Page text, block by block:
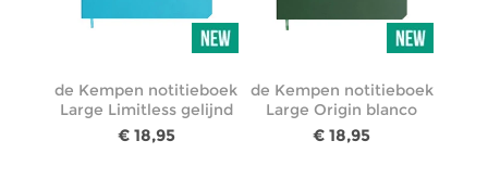
de Kempen notitieboek
Large Limitless gelijnd
€ 18,95
de Kempen notitieboek
Large Origin blanco
€ 18,95